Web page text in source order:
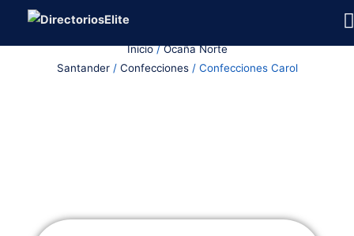
Inicio/Ocaña Norte
Santander/ Confecciones/ Confecciones Carol